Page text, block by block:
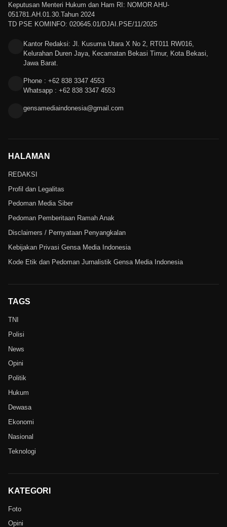
Keputusan Menteri Hukum dan Ham RI: NOMOR AHU-
051781.AH.01.30.Tahun 2024
TD PSE KOMINFO: 020645.01/DJAI.PSE/11/2025
Kantor Redaksi: Jl. Kusuma Utara X No 2, RT011 RW016,
Kelurahan Duren Jaya, Kecamatan Bekasi Timur, Kota Bekasi,
Jawa Barat.
Phone : +62 838 3347 4553
Whatsapp : +62 838 3347 4553
gensamediaindonesia@gmail.com
HALAMAN
REDAKSI
Profil dan Legalitas
Pedoman Media Siber
Pedoman Pemberitaan Ramah Anak
Disclaimers / Pernyataan Penyangkalan
Kebijakan Privasi Gensa Media Indonesia
Kode Etik dan Pedoman Jurnalistik Gensa Media Indonesia
TAGS
TNI
Polisi
News
Opini
Politik
Hukum
Dewasa
Ekonomi
Nasional
Teknologi
KATEGORI
Foto
Opini